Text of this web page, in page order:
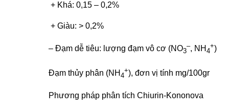
+ Khá: 0,15 – 0,2%
+ Giàu: > 0,2%
– Đạm dễ tiêu: lượng đạm vô cơ (NO3
–, NH 4
+)
Đạm thủy phân (NH 4
+), đơn vị tính mg/100gr
Phương pháp phân tích Chiurin-Kononova